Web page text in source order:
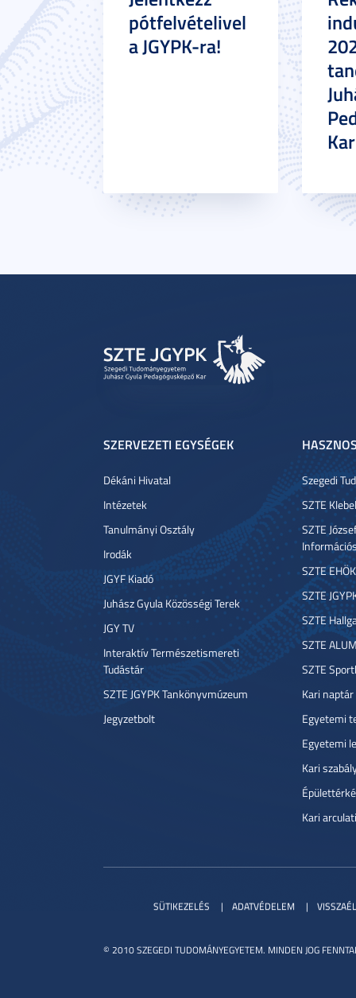
pótfelvételivel
a JGYPK-ra!
SZERVEZETI EGYSÉGEK
Dékáni Hivatal
Intézetek
Tanulmányi Osztály
Irodák
JGYF Kiadó
Juhász Gyula Közösségi Terek
JGY TV
Interaktív Természetismereti
Tudástár
SZTE JGYPK Tankönyvmúzeum
Jegyzetbolt
Szegedi
SZTE
SZTE
SZTE EHÖK
SZTE
SZTE
SZTE
SZTE
Kari naptár
Egyetemi
Egyetemi
Kari
Kari
© 2010 SZEGEDI TUDOMÁNYEGYETEM. MINDEN JOG
SÜTIKEZELÉS ADATVÉDELEM